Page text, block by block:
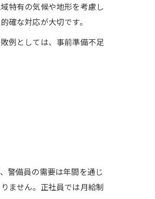
特有の気候や地形を考慮し
確な対応が大切です。
例としては、事前準備不足
警備員の需要は年間を通じ
ません。正社員では月給制